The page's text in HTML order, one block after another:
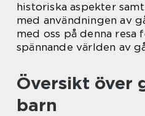
historiska aspekter
med användningen av
med oss på denna
spännande världen av
Översikt över
barn